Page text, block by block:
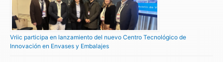
Vriic participa en lanzamiento del nuevo Centro Tecnológico de
Innovación en Envases y Embalajes